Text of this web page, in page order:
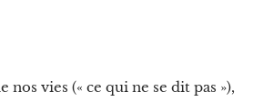
vies (« ce qui ne se dit pas »),